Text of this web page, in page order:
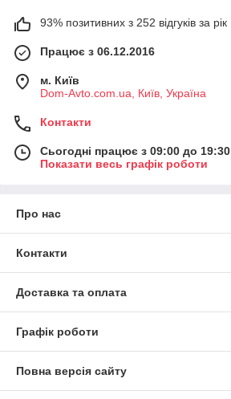
93% позитивних з 252 відгуків за рік
Працює з 06.12.2016
м. Київ
Dom-Avto.com.ua, Київ, Україна
Контакти
Сьогодні працює з 09:00 до 19:30
Показати весь графік роботи
Про нас
Контакти
Доставка та оплата
Графік роботи
Повна версія сайту